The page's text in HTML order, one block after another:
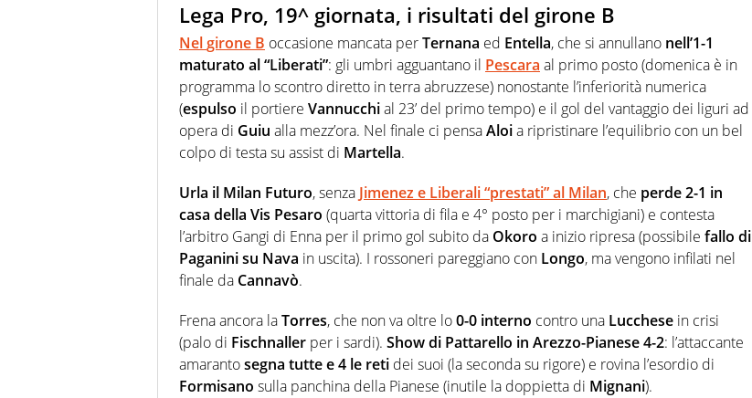
Lega Pro, 19^ giornata, i risultati del girone B
Nelgirone B occasione mancata perTernana ed Entella, che si annullano nell’1-1
maturato al “Liberati”: gli umbri agguantano il Pescara al primo posto (domenica è in
programma lo scontro diretto in terra abruzzese) nonostante l’inferiorità numerica
(espulso il portiere Vannucchial 23’ del primo tempo) e il gol del vantaggio dei liguri ad
opera di Guiu alla mezz’ora. Nel finale ci pensaAloia ripristinare l’equilibrio con un bel
colpo di testa su assist di Martella.
Urla il Milan Futuro, senza Jimenez e Liberali “prestati” al Milan, che perde 2-1 in
casa della Vis Pesaro (quarta vittoria di fila e 4° posto per i marchigiani) e contesta
l’arbitro Gangi di Enna per il primo gol subito da Okoro a inizio ripresa (possibile fallo di
Paganini su Nava in uscita). I rossoneri pareggiano con Longo, ma vengono infilati nel
finale da Cannavò.
Frena ancora laTorres, che non va oltre lo0-0 interno contro una Lucchese in crisi
(palo di Fischnaller per i sardi). Show di Pattarello in Arezzo-Pianese 4-2: l’attaccante
amarantosegna tutte e 4 le reti dei suoi (la seconda su rigore) e rovina l’esordio di
Formisano sulla panchina della Pianese (inutile la doppietta di Mignani).